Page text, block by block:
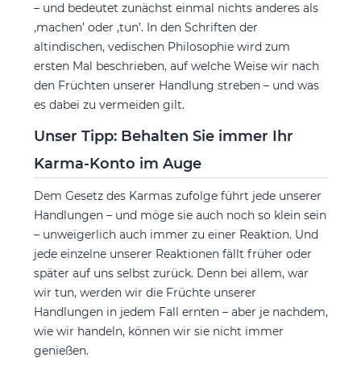
– und bedeutet zunächst einmal nichts anderes als
‚machen’ oder ‚tun’. In den Schriften der
altindischen, vedischen Philosophie wird zum
ersten Mal beschrieben, auf welche Weise wir nach
den Früchten unserer Handlung streben – und was
es dabei zu vermeiden gilt.
Unser Tipp: Behalten Sie immer Ihr
Karma-Konto im Auge
Dem Gesetz des Karmas zufolge führt jede unserer
Handlungen – und möge sie auch noch so klein sein
– unweigerlich auch immer zu einer Reaktion. Und
jede einzelne unserer Reaktionen fällt früher oder
später auf uns selbst zurück. Denn bei allem, war
wir tun, werden wir die Früchte unserer
Handlungen in jedem Fall ernten – aber je nachdem,
wie wir handeln, können wir sie nicht immer
genießen.